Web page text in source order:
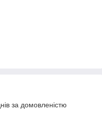
за домовленістю